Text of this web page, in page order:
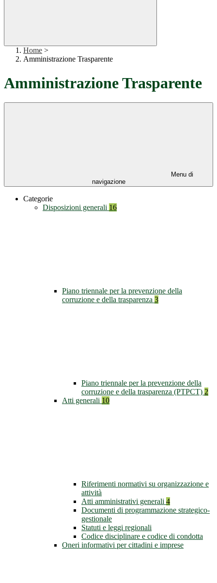
Home >
Amministrazione Trasparente
Amministrazione Trasparente
Menu di
navigazione
Categorie
Disposizioni generali 16
Piano triennale per la prevenzione della
corruzione e della trasparenza 3
Piano triennale per la prevenzione della
corruzione e della trasparenza (PTPCT) 2
Atti generali 10
Riferimenti normativi su organizzazione e
attività
Atti amministrativi generali 4
Documenti di programmazione strategico-
gestionale
Statuti e leggi regionali
Codice disciplinare e codice di condotta
Oneri informativi per cittadini e imprese